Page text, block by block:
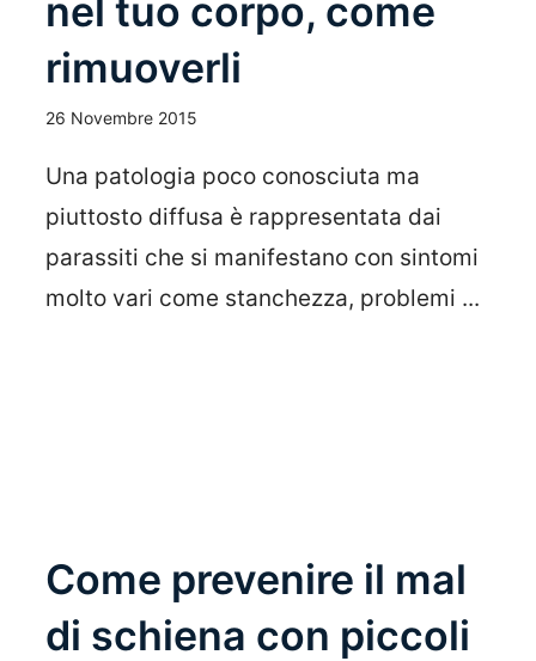
nel tuo corpo, come
rimuoverli
26 Novembre 2015
Una patologia poco conosciuta ma
piuttosto diffusa è rappresentata dai
parassiti che si manifestano con sintomi
molto vari come stanchezza, problemi ...
Come prevenire il mal
di schiena con piccoli